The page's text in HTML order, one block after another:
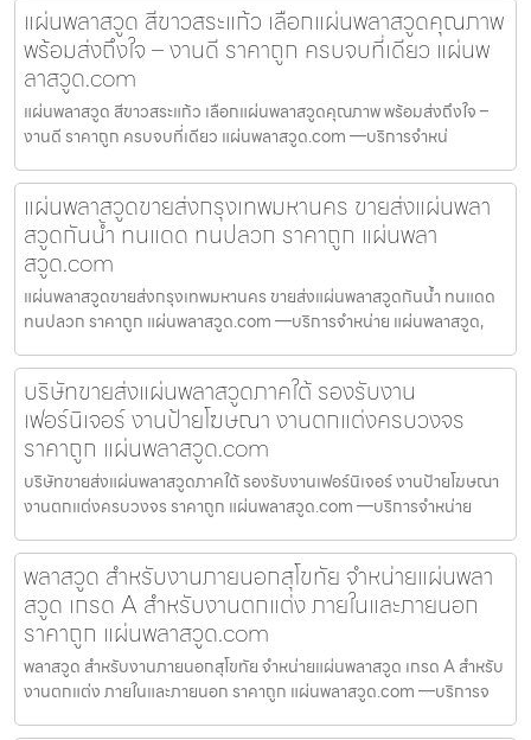
แผ่นพลาสวูด สีขาวสระแก้ว เลือกแผ่นพลาสวูดคุณภาพ
พร้อมส่งถึงใจ – งานดี ราคาถูก ครบจบที่เดียว แผ่นพ
ลาสวูด.com
แผ่นพลาสวูด สีขาวสระแก้ว เลือกแผ่นพลาสวูดคุณภาพ พร้อมส่งถึงใจ –
งานดี ราคาถูก ครบจบที่เดียว แผ่นพลาสวูด.com —บริการจำหน่
แผ่นพลาสวูดขายส่งกรุงเทพมหานคร ขายส่งแผ่นพลา
สวูดกันน้ำ ทนแดด ทนปลวก ราคาถูก แผ่นพลา
สวูด.com
แผ่นพลาสวูดขายส่งกรุงเทพมหานคร ขายส่งแผ่นพลาสวูดกันน้ำ ทนแดด
ทนปลวก ราคาถูก แผ่นพลาสวูด.com —บริการจำหน่าย แผ่นพลาสวูด,
บริษัทขายส่งแผ่นพลาสวูดภาคใต้ รองรับงาน
เฟอร์นิเจอร์ งานป้ายโฆษณา งานตกแต่งครบวงจร
ราคาถูก แผ่นพลาสวูด.com
บริษัทขายส่งแผ่นพลาสวูดภาคใต้ รองรับงานเฟอร์นิเจอร์ งานป้ายโฆษณา
งานตกแต่งครบวงจร ราคาถูก แผ่นพลาสวูด.com —บริการจำหน่าย
พลาสวูด สำหรับงานภายนอกสุโขทัย จำหน่ายแผ่นพลา
สวูด เกรด A สำหรับงานตกแต่ง ภายในและภายนอก
ราคาถูก แผ่นพลาสวูด.com
พลาสวูด สำหรับงานภายนอกสุโขทัย จำหน่ายแผ่นพลาสวูด เกรด A สำหรับ
งานตกแต่ง ภายในและภายนอก ราคาถูก แผ่นพลาสวูด.com —บริการจ